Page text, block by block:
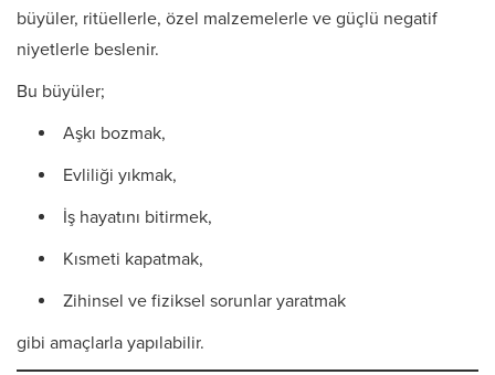
büyüler, ritüellerle, özel malzemelerle ve güçlü negatif
niyetlerle beslenir.
Bu büyüler;
Aşkı bozmak,
Evliliği yıkmak,
İş hayatını bitirmek,
Kısmeti kapatmak,
Zihinsel ve fiziksel sorunlar yaratmak
gibi amaçlarla yapılabilir.